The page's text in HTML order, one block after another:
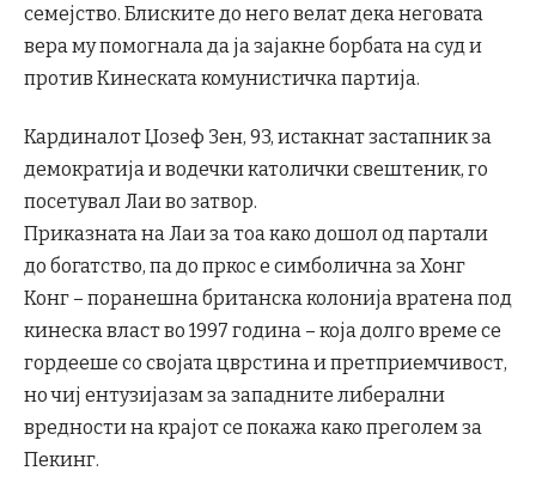
семејство. Блиските до него велат дека неговата
вера му помогнала да ја зајакне борбата на суд и
против Кинеската комунистичка партија.
Кардиналот Џозеф Зен, 93, истакнат застапник за
демократија и водечки католички свештеник, го
посетувал Лаи во затвор.
Приказната на Лаи за тоа како дошол од партали
до богатство, па до пркос е симболична за Хонг
Конг – поранешна британска колонија вратена под
кинеска власт во 1997 година – која долго време се
гордееше со својата цврстина и претприемчивост,
но чиј ентузијазам за западните либерални
вредности на крајот се покажа како преголем за
Пекинг.